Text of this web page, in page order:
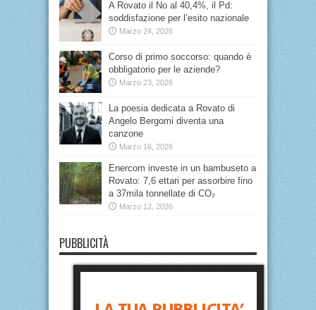
A Rovato il No al 40,4%, il Pd:
soddisfazione per l’esito nazionale
Marzo 24, 2026
Corso di primo soccorso: quando è
obbligatorio per le aziende?
Marzo 23, 2026
La poesia dedicata a Rovato di
Angelo Bergomi diventa una
canzone
Marzo 16, 2026
Enercom investe in un bambuseto a
Rovato: 7,6 ettari per assorbire fino
a 37mila tonnellate di CO₂
Marzo 12, 2026
PUBBLICITÀ